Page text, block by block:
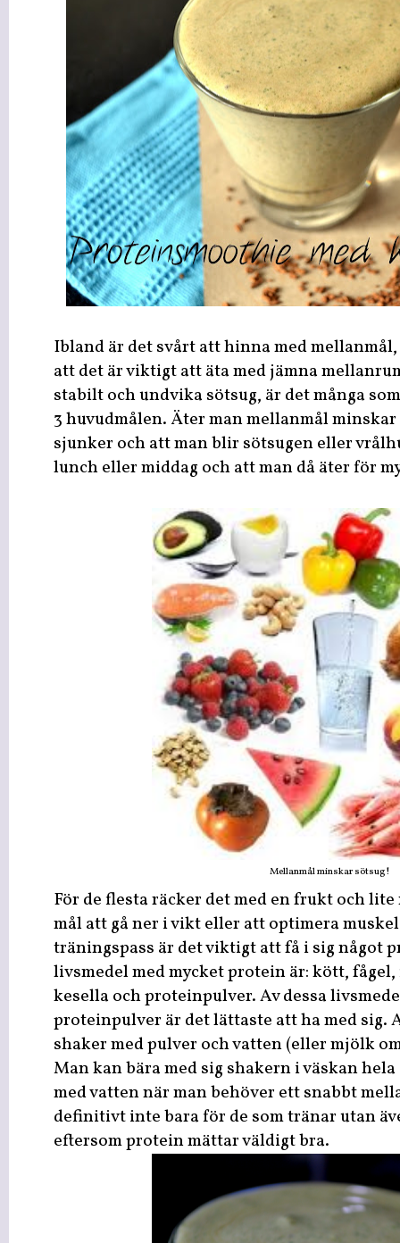
Ibland är det svårt att hinna med
att det är viktigt att äta med jämna
stabilt och undvika sötsug, är det många
3 huvudmålen. Äter man mellanmål
sjunker och att man blir sötsugen eller
lunch eller middag och att man då äter för
Mellanmål minskar sötsug!
För de flesta räcker det med en frukt och
mål att gå ner i vikt eller att optimera
träningspass är det viktigt att få i sig något
livsmedel med mycket protein är: kött, fågel,
kesella och proteinpulver. Av dessa
proteinpulver är det lättaste att ha med sig.
shaker med pulver och vatten (eller mjölk
Man kan bära med sig shakern i väskan
med vatten när man behöver ett snabbt
definitivt inte bara för de som tränar utan
eftersom protein mättar väldigt bra.